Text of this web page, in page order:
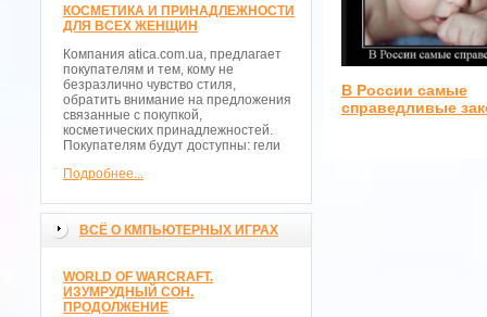
КОСМЕТИКА И ПРИНАДЛЕЖНОСТИ
ДЛЯ ВСЕХ ЖЕНЩИН
Компания atica.com.ua, предлагает
покупателям и тем, кому не
безразлично чувство стиля,
обратить внимание на предложения
связанные с покупкой,
косметических принадлежностей.
Покупателям будут доступны: гели
Подробнее...
ВСЁ О КМПЬЮТЕРНЫХ ИГРАХ
WORLD OF WARCRAFT.
ИЗУМРУДНЫЙ СОН.
ПРОДОЛЖЕНИЕ
В России самые
справедливые